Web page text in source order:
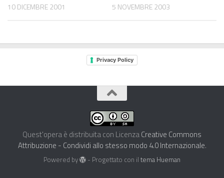
10 DICEMBRE 2001 5 NOVEMBRE 2003
Privacy Policy
Quest'opera è distribuita con LicenzaCreative Commons
Attribuzione - Condividi allo stesso modo 4.0 Internazionale.
Powered by - Progettato con iltema Hueman